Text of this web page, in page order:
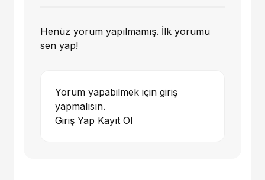
Henüz yorum yapılmamış. İlk yorumu
sen yap!
Yorum yapabilmek için giriş
yapmalısın.
Giriş Yap Kayıt Ol